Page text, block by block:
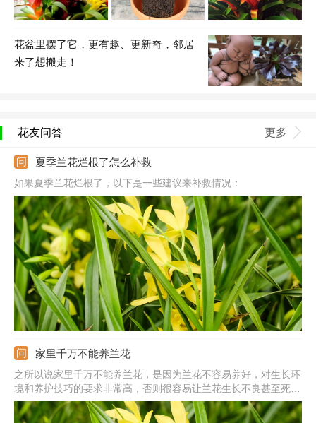
花盆里摆了它，更有趣、更新奇，邻居
来了想搬走！
花友问答 更多
夏季兰花烂根了怎么补救
如果夏季兰花烂根了，以下是一些建议来补救情况：
家里千万不能养兰花
之所以说家里千万不能养兰花，是因为兰花不容易养好，对生长环
境和养护技巧的要求非常高，否则很容易让兰花生长不良甚至死
亡。而且一些品种的兰花十分名贵，购买的价格不低，同时使用的
兰花植料、肥料一般都是兰花专用型的，因此新手想要在家里养好